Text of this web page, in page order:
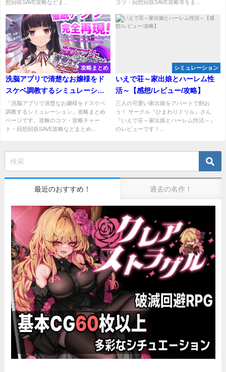
想回収SAVE攻略などま...
コツ・回想回収SAVE攻略等をま...
攻略まとめ
洗脳アプリで清楚なお嬢様をド
スケベ調教するシミュレーショ
ン 攻略まとめ
「洗脳アプリで清楚なお嬢様をドスケベ
調教するシミュレーション」攻略まとめ
ページです。攻略のコツ・攻略チャー
ト・回想回収SAVE攻略などまとめ...
シミュレーション
いえで荘～家出娘とハーレム性
活～【感想/レビュー/攻略】
三人の可愛い家出娘をアパートで飼お
う！ サークル『ひまわりドリル』さん
『いえで荘～家出娘とハーレム性活～』
のレビューです！...
最近のおすすめ！ 過去の名作！